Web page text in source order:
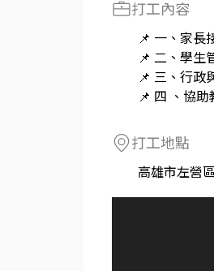
打工內容
📌 一、家長
📌 二、學生
📌 三、行政
📌 四 、協
打工地點
高雄市左營